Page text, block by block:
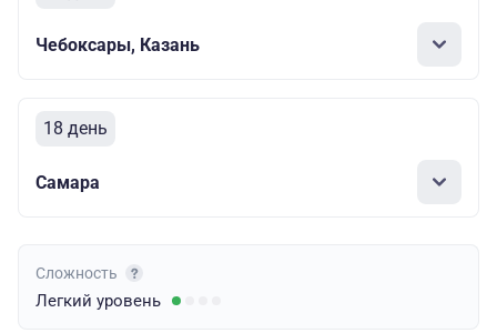
Чебоксары, Казань
18 день
Самара
Сложность
Легкий уровень